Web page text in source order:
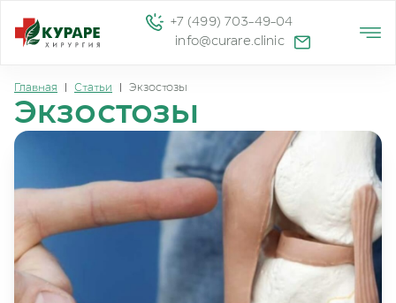
+7 (499) 703-49-04
info@curare.clinic
Главная Статьи Экзостозы
Экзостозы